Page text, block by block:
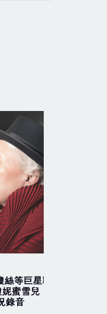
等巨星聯
蜜雪兒
錄音